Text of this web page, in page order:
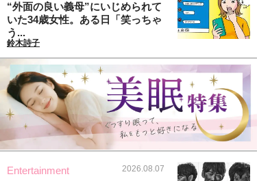
“外面の良い義母”にいじめられて
いた34歳女性。ある日「笑っちゃ
う...
鈴木詩子
Entertainment 2026.08.07